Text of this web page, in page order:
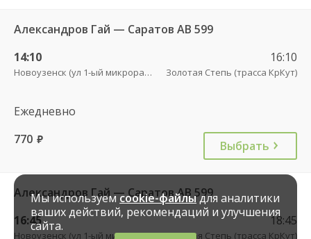
Александров Гай — Саратов АВ 599
14:10
Новоузенск (ул 1-ый микрорайон 12)
16:10
Золотая Степь (трасса КрКут)
Ежедневно
770 руб. Выбрать
Александров Гай — Саратов АВ 599
16:45
Новоузенск (ул 1-ый микрорайон 12)
18:45
Золотая Степь (трасса КрКут)
Мы используемcookie-файлыдля аналитики
ваших действий, рекомендаций и улучшения
сайта.